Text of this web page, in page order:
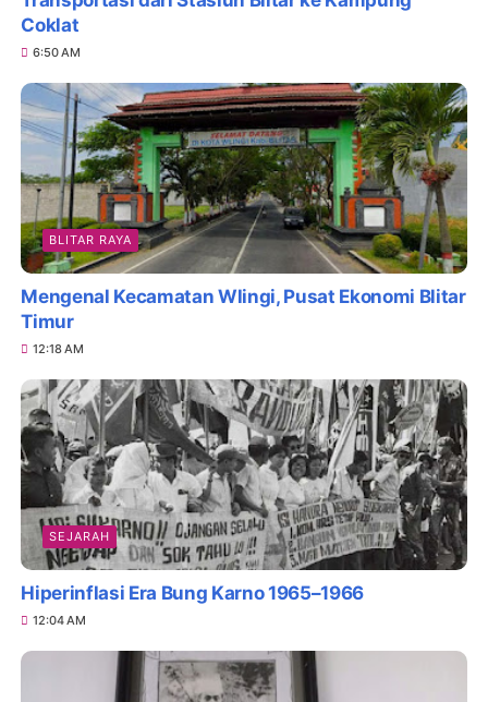
Coklat
6:50 AM
BLITAR RAYA
Mengenal Kecamatan Wlingi, Pusat Ekonomi Blitar
Timur
12:18 AM
SEJARAH
Hiperinflasi Era Bung Karno 1965–1966
12:04 AM